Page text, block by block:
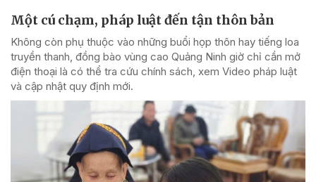
Một cú chạm, pháp luật đến tận thôn bản
Không còn phụ thuộc vào những buổi họp thôn hay tiếng loa
truyền thanh, đồng bào vùng cao Quảng Ninh giờ chỉ cần mở
điện thoại là có thể tra cứu chính sách, xem Video pháp luật
và cập nhật quy định mới.